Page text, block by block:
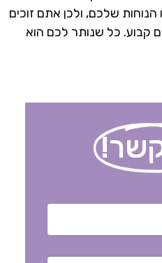
שלכם, ולכן אתם זוכים
קבוע. כל שנותר לכם הוא